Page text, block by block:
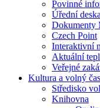
Povinné
Úřední deska
Dokumenty
Czech Point
Interaktivní
Aktuální
Veřejné
Kultura a volný čas
Středisko
Knihovna